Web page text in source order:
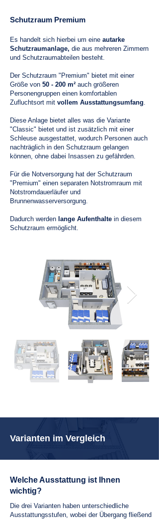
Schutzraum Premium
Es handelt sich hierbei um eine autarke
Schutzraumanlage, die aus mehreren Zimmern
und Schutzraumabteilen besteht.
Der Schutzraum "Premium" bietet mit einer
Größe von 50 - 200 m² auch größeren
Personengruppen einen komfortablen
Zufluchtsort mit vollem Ausstattungsumfang.
Diese Anlage bietet alles was die Variante
"Classic" bietet und ist zusätzlich mit einer
Schleuse ausgestattet, wodurch Personen auch
nachträglich in den Schutzraum gelangen
können, ohne dabei Insassen zu gefährden.
Für die Notversorgung hat der Schutzraum
"Premium" einen separaten Notstromraum mit
Notstromdauerläufer und
Brunnenwasserversorgung.
Dadurch werden lange Aufenthalte in diesem
Schutzraum ermöglicht.
Varianten im Vergleich
Welche Ausstattung ist Ihnen
wichtig?
Die drei Varianten haben unterschiedliche
Ausstattungsstufen, wobei der Übergang fließend